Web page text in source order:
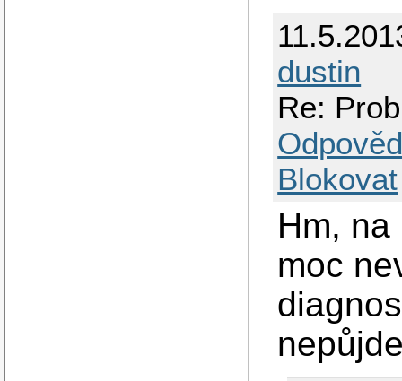
dustin
Re:
Blokovat
Hm,
moc